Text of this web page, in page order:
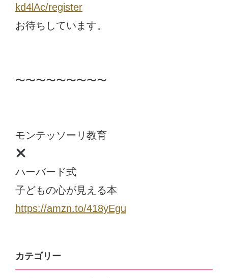
kd4lAc/register
お待ちしています。
〜〜〜〜〜〜〜〜〜
モンテッソーリ教育
ハーバード式
子どもの心が見える本
https://amzn.to/418yEgu
カテゴリー